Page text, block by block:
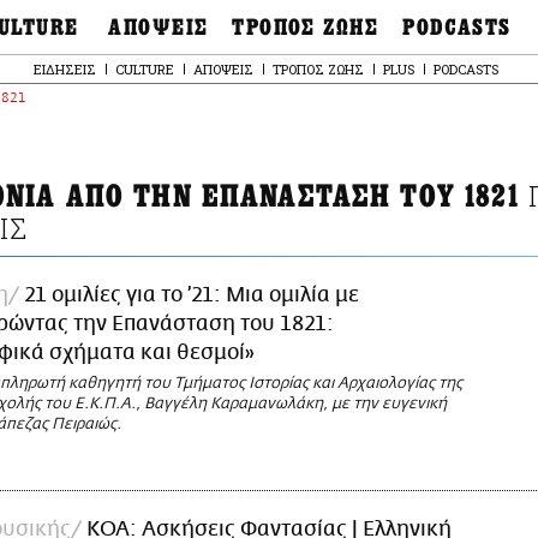
ΑΠΟΨΕΙΣ
Ιδέες
ΤΡΟΠΟΣ ΖΩΗΣ
Μόδα & Στυλ
Living
PODCASTS
Σκληρές Αλήθειες
OnDemand
3.0
Ψυχή & Σώμα
LiFO Politics
Το κρασί με απλά
ΕΙΔΗΣΕΙΣ CULTURE ΑΠΟΨΕΙΣ ΤΡΟΠΟΣ ΖΩΗΣ PLUS PODCASTS
ΑΠΟ ΤΗΝ ΕΠΑΝΑΣΤΑΣΗ ΤΟΥ 1821
21 ομιλίες για το ’21: Μια ομιλία με
την Επανάσταση του 1821:
σχήματα και θεσμοί»
καθηγητή του Τμήματος Ιστορίας και Αρχαιολογίας της
του Ε.Κ.Π.Α., Βαγγέλη Καραμανωλάκη, με την ευγενική
Πειραιώς.
ΚΟΑ: Ασκήσεις Φαντασίας | Ελληνική